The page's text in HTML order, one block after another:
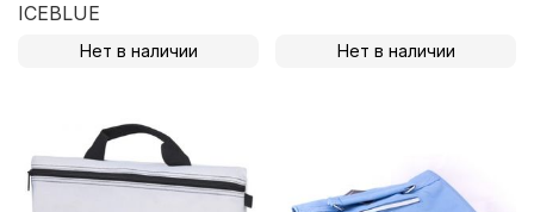
ICEBLUE
Нет в наличии Нет в наличии